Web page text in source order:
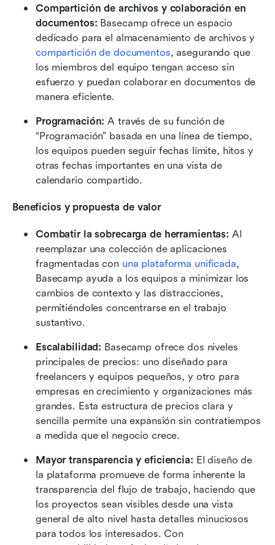
Compartición de archivos y colaboración en
documentos: Basecamp ofrece un espacio
compartición de documentos, asegurando que
los miembros del equipo tengan acceso sin
esfuerzo y puedan colaborar en documentos de
manera eficiente.
Programación: A través de su función de
“Programación” basada en una línea de tiempo,
los equipos pueden seguir fechas límite, hitos y
otras fechas importantes en una vista de
calendario compartido.
Beneficios y propuesta de valor
Combatir la sobrecarga de herramientas: Al
reemplazar una colección de aplicaciones
fragmentadas con una plataforma unificada,
Basecamp ayuda a los equipos a minimizar los
cambios de contexto y las distracciones,
permitiéndoles concentrarse en el trabajo
sustantivo.
Escalabilidad: Basecamp ofrece dos niveles
principales de precios: uno diseñado para
freelancers y equipos pequeños, y otro para
empresas en crecimiento y organizaciones más
grandes. Esta estructura de precios clara y
sencilla permite una expansión sin contratiempos
a medida que el negocio crece.
Mayor transparencia y eficiencia: El diseño de
la plataforma promueve de forma inherente la
transparencia del flujo de trabajo, haciendo que
los proyectos sean visibles desde una vista
general de alto nivel hasta detalles minuciosos
para todos los interesados. Con